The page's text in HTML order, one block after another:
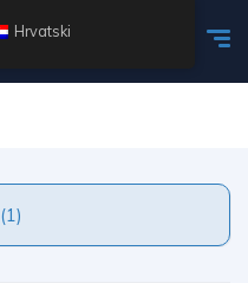
Filters (1)
Hrvatski